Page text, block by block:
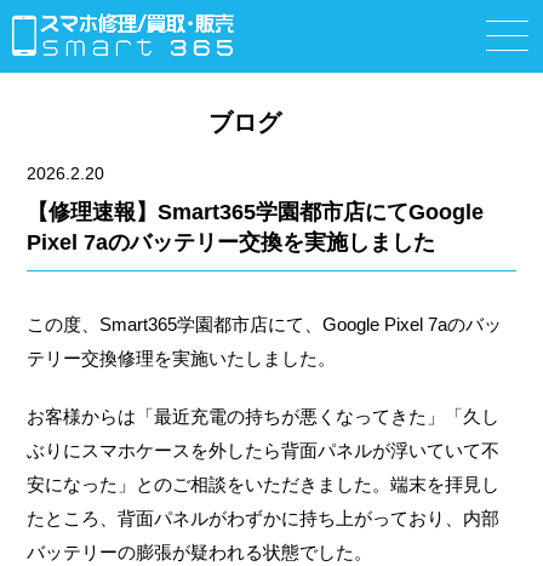
ブログ
2026.2.20
【修理速報】Smart365学園都市店にてGoogle
Pixel 7aのバッテリー交換を実施しました
この度、Smart365学園都市店にて、Google Pixel 7aのバッ
テリー交換修理を実施いたしました。
お客様からは「最近充電の持ちが悪くなってきた」「久し
ぶりにスマホケースを外したら背面パネルが浮いていて不
安になった」とのご相談をいただきました。端末を拝見し
たところ、背面パネルがわずかに持ち上がっており、内部
バッテリーの膨張が疑われる状態でした。